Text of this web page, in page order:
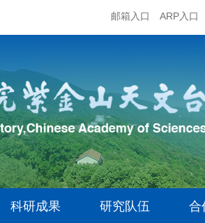
邮箱入口 ARP入口
科研成果 研究队伍 合